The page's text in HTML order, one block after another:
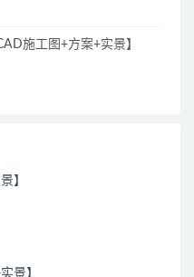
施工图+方案+实景】
】
景】